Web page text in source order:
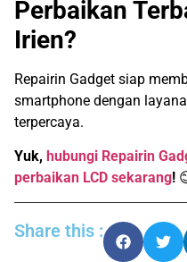
Perbaikan
Irien?
Repairin Gadget siap
smartphone dengan
terpercaya.
Yuk, hubungi Repairin
perbaikan LCD sekarang!
Share this :